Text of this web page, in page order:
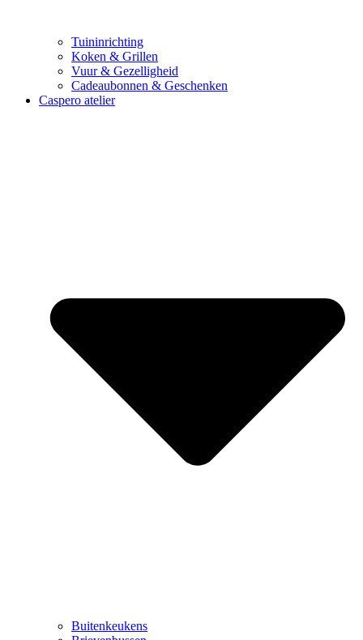
Tuininrichting
Koken & Grillen
Vuur & Gezelligheid
Cadeaubonnen & Geschenken
Caspero atelier
Buitenkeukens